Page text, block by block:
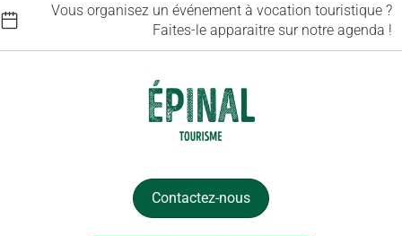
Vous organisez un événement à vocation touristique ?
Faites-le apparaitre sur notre agenda !
Contactez-nous